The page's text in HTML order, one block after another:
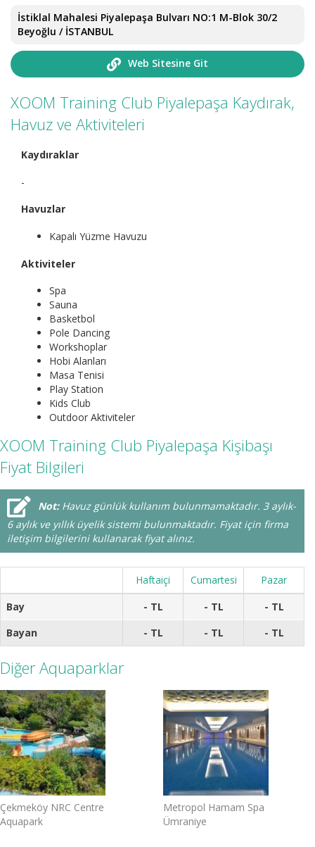
İstiklal Mahalesi Piyalepaşa Bulvarı NO:1 M-Blok 30/2
Beyoğlu / İSTANBUL
Web Sitesine Git
XOOM Training Club Piyalepaşa Kaydırak,
Havuz ve Aktiviteleri
Kaydıraklar
-
Havuzlar
Kapalı Yüzme Havuzu
Aktiviteler
Spa
Sauna
Basketbol
Pole Dancing
Workshoplar
Hobi Alanları
Masa Tenisi
Play Station
Kids Club
Outdoor Aktiviteler
XOOM Training Club Piyalepaşa Kişibaşı
Fiyat Bilgileri
Not: Havuz günlük kullanım bulunmamaktadır. 3 aylık-
6 aylık ve yıllık üyelik sistemi bulunmaktadır. Fiyat için firma
iletişim bilgilerini kullanarak fiyat alınız.
Haftaiçi Cumartesi
Pazar
Bay
- TL - TL
- TL
Bayan
- TL - TL - TL
Diğer Aquaparklar
Çekmeköy NRC Centre
Aquapark
Metropol Hamam Spa
Ümraniye